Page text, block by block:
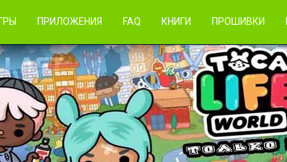
пользования Возникли проблемы?
ПРИЛОЖЕНИЯ FAQ КНИГИ ПРОШИВКИ